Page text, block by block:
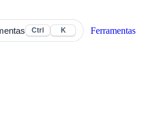
Ctrl K Ferramentas